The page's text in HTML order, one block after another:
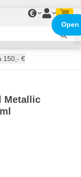
€
oggi
150,- €
Metallic
Open